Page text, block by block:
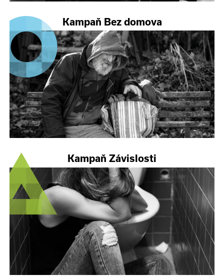
Kampaň Bez domova
Kampaň Závislosti